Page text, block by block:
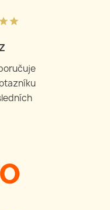
grade grade